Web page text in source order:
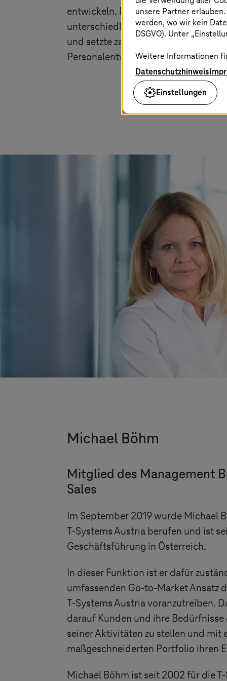
entwickeln. Parallel gestaltete sie
unterschiedliche
und setzte zahlreiche Projekte zum
Personalentwicklung und Leading
Michael Böhm
Mitglied des Management
Sales
Im September 2019 wurde Michael
T-SystemsAustria berufen und ist
Geschäftsführung in Österreich.
In dieser Funktion ist er dafür
umfassenden Go-to-Market Ansatz
T-SystemsAustria voranzutreiben.
darauf Kunden und ihre
seiner Aktivitäten zu stellen und mit
maßgeschneiderten Portfolio ihren
Michael Böhm ist seit 2002 für die
unsere Partner
werden, wo wir kein
DSGVO). Unter
Weitere Informationen
Datenschutzhinweis
Einstellungen